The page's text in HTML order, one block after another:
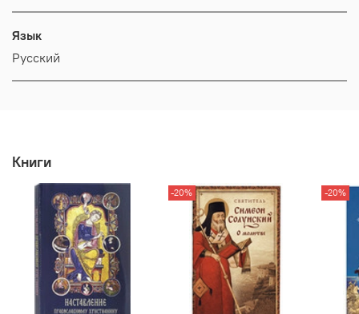
Язык
Русский
Книги
-20% -20%